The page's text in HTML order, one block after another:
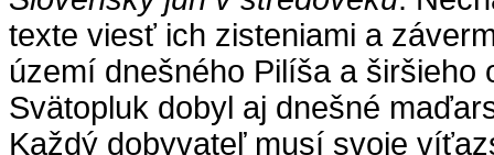
texte viesť ich zisteniami a
území dnešného Pilíša a širšieho
Svätopluk dobyl aj dnešné
Každý dobyvateľ musí svoje